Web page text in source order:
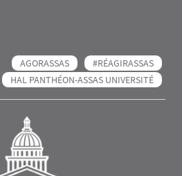
AGORASSAS
#RÉAGIRASSAS
HAL PANTHÉON-ASSAS UNIVERSITÉ